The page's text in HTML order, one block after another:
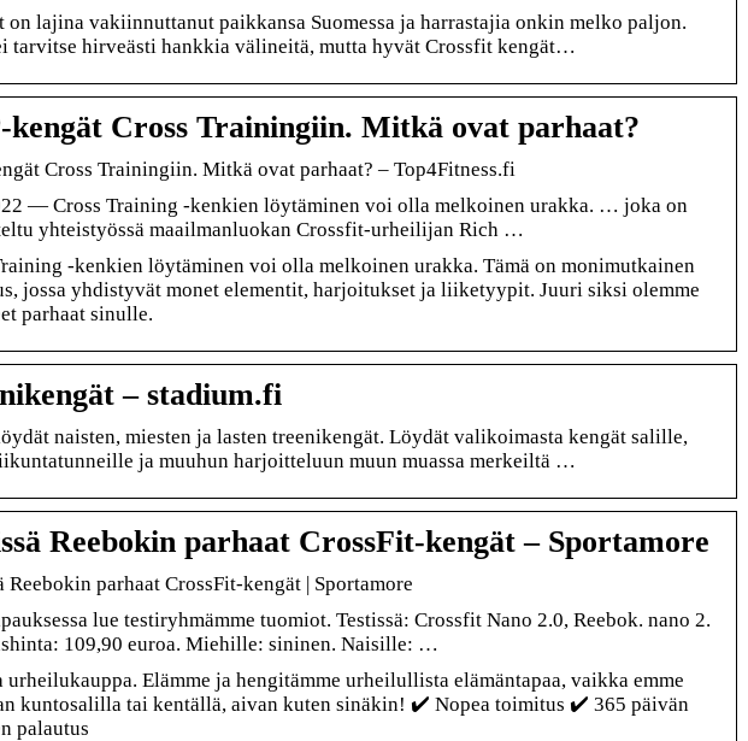
on lajina vakiinnuttanut paikkansa Suomessa ja harrastajia onkin melko paljon.
tarvitse hirveästi hankkia välineitä, mutta hyvät Crossfit kengät…
kengät Cross Trainingiin. Mitkä ovat parhaat?
Cross Trainingiin. Mitkä ovat parhaat? – Top4Fitness.fi
— Cross Training -kenkien löytäminen voi olla melkoinen urakka. … joka on
yhteistyössä maailmanluokan Crossfit-urheilijan Rich …
-kenkien löytäminen voi olla melkoinen urakka. Tämä on monimutkainen
jossa yhdistyvät monet elementit, harjoitukset ja liiketyypit. Juuri siksi olemme
parhaat sinulle.
– stadium.fi
naisten, miesten ja lasten treenikengät. Löydät valikoimasta kengät salille,
ja muuhun harjoitteluun muun muassa merkeiltä …
Reebokin parhaat CrossFit-kengät – Sportamore
Reebokin parhaat CrossFit-kengät | Sportamore
lue testiryhmämme tuomiot. Testissä: Crossfit Nano 2.0, Reebok. nano 2.
109,90 euroa. Miehille: sininen. Naisille: …
urheilukauppa. Elämme ja hengitämme urheilullista elämäntapaa, vaikka emme
kuntosalilla tai kentällä, aivan kuten sinäkin! ✔️ Nopea toimitus ✔️ 365 päivän
palautus